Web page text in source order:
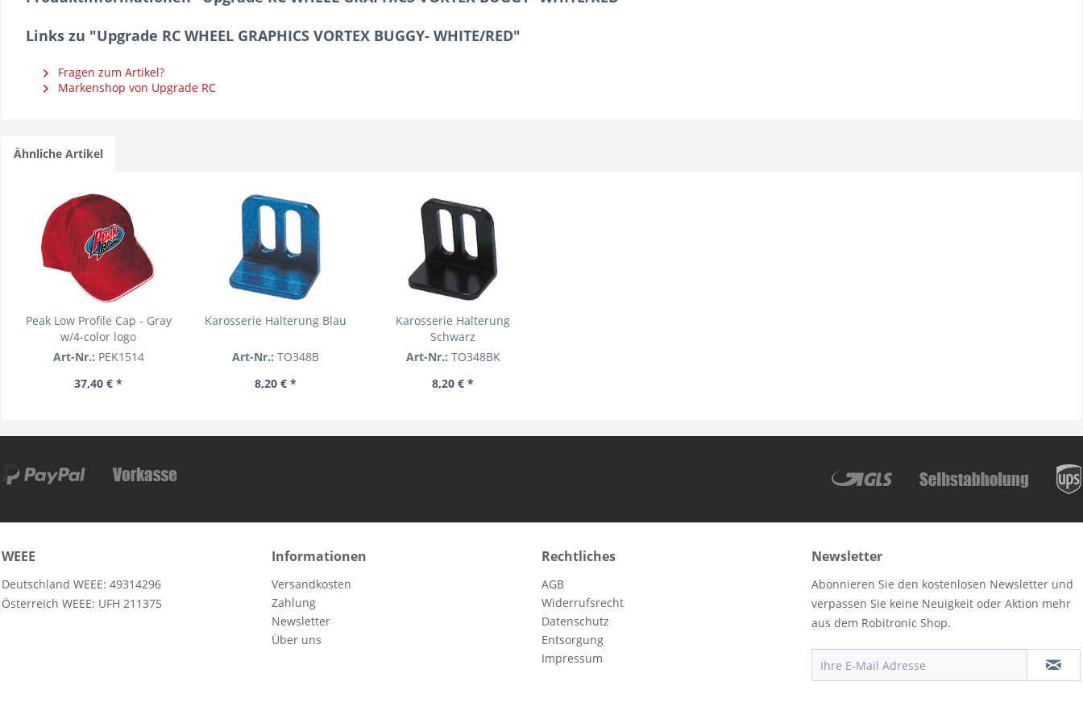
Links zu "Upgrade RC WHEEL GRAPHICS VORTEX BUGGY- WHITE/RED"
Fragen zum Artikel?
Markenshop von Upgrade RC
Ähnliche Artikel
Peak Low Profile Cap - Gray
w/4-color logo
Art-Nr.: PEK1514
37,40 € *
Karosserie Halterung Blau
Art-Nr.: TO348B
8,20 € *
Karosserie Halterung
Schwarz
Art-Nr.: TO348BK
8,20 € *
WEEE
Deutschland WEEE: 49314296
Österreich WEEE: UFH 211375
Informationen
Versandkosten
Zahlung
Newsletter
Über uns
Rechtliches
AGB
Widerrufsrecht
Datenschutz
Entsorgung
Impressum
Newsletter
Abonnieren Sie den kostenlosen Newsletter und
verpassen Sie keine Neuigkeit oder Aktion mehr
aus dem Robitronic Shop.